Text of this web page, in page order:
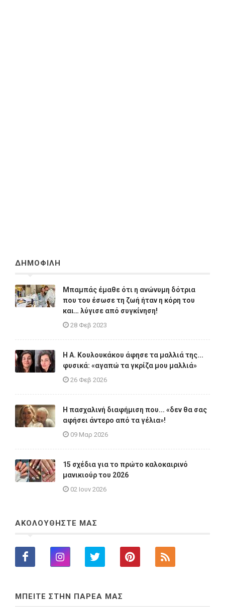
ΔΗΜΟΦΙΛΗ
Μπαμπάς έμαθε ότι η ανώνυμη δότρια
που του έσωσε τη ζωή ήταν η κόρη του
και… λύγισε από συγκίνηση!
28 Φεβ 2023
Η A. Κουλουκάκου άφησε τα μαλλιά της...
φυσικά: «αγαπώ τα γκρίζα μου μαλλιά»
26 Φεβ 2026
Η πασχαλινή διαφήμιση που... «δεν θα σας
αφήσει άντερο από τα γέλια»!
09 Μαρ 2026
15 σχέδια για το πρώτο καλοκαιρινό
μανικιούρ του 2026
02 Ιουν 2026
ΑΚΟΛΟΥΘΗΣΤΕ ΜΑΣ
ΜΠΕΙΤΕ ΣΤΗΝ ΠΑΡΕΑ ΜΑΣ